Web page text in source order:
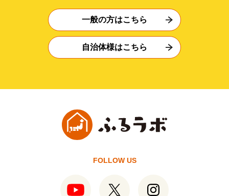
一般の方はこちら
自治体様はこちら
FOLLOW US